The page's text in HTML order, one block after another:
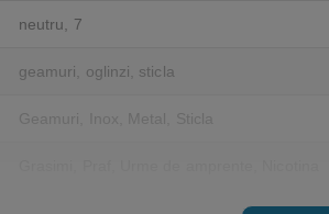
neutru, 7
geamuri, oglinzi, sticla
Geamuri, Inox, Metal, Sticla